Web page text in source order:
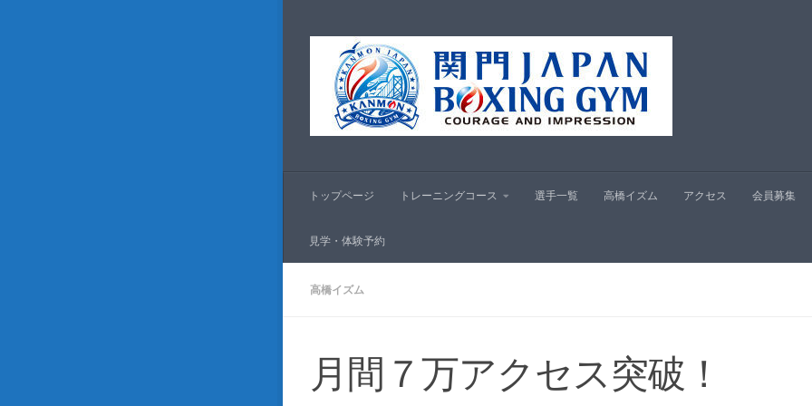
トップページ トレーニングコース 選手一覧 高橋イズム アクセス 会員募集
見学・体験予約
高橋イズム
月間７万アクセス突破！